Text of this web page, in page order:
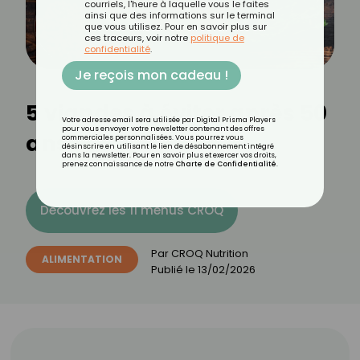
5 viandes à éviter après 50
ans
Découvrez les 11 menus CROQ
ALIMENTATION Par CROQ Nutrition
Publié le 13/02/2026
courriels, l'heure à laquelle vous le faites
ainsi que des informations sur le terminal
que vous utilisez. Pour en savoir plus sur
ces traceurs, voir notre politique de
confidentialité.
Je reçois mon cadeau !
Votre adresse email sera utilisée par Digital Prisma Players
pour vous envoyer votre newsletter contenant des offres
commerciales personnalisées. Vous pourrez vous
désinscrire en utilisant le lien de désabonnement intégré
dans la newsletter. Pour en savoir plus et exercer vos droits,
prenez connaissance de notre Charte de Confidentialité.